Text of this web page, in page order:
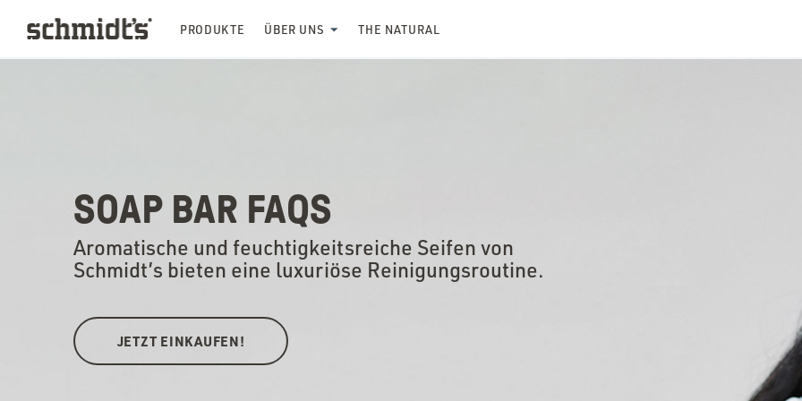
PRODUKTE ÜBER UNS THE NATURAL
SOAP BAR FAQS
Aromatische und feuchtigkeitsreiche Seifen von
Schmidt’s bieten eine luxuriöse Reinigungsroutine.
JETZT EINKAUFEN!